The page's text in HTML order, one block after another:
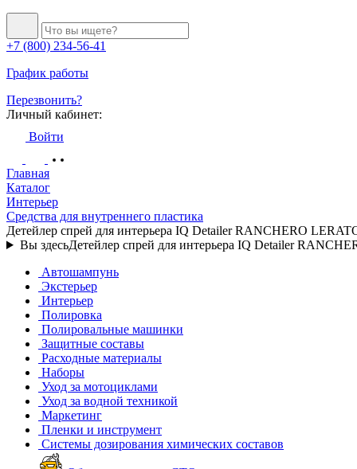
+7 (800) 234-56-41
График работы
Перезвонить?
Личный кабинет:
Войти
Главная
Каталог
Интерьер
Средства для внутреннего пластика
Детейлер спрей для интерьера IQ Detailer RANCHERO
Вы здесьДетейлер спрей для интерьера IQ Detailer
Автошампунь
Экстерьер
Интерьер
Полировка
Полировальные машинки
Защитные составы
Расходные материалы
Наборы
Уход за мотоциклами
Уход за водной техникой
Маркетинг
Пленки и инструмент
Системы дозирования химических составов